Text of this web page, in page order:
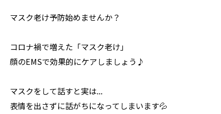
マスク老け予防始めませんか？
コロナ禍で増えた「マスク老け」
顔のEMSで効果的にケアしましょう♪
マスクをして話すと実は...
表情を出さずに話がちになってしまいます💦